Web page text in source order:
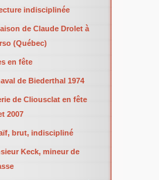
indisciplinée
de Claude Drolet à
(Québec)
en fête
de Biederthal 1974
de Cliousclat en fête
2007
brut, indiscipliné
Keck, mineur de